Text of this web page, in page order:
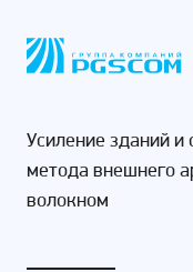
Усиление зданий и
метода внешнего
волокном